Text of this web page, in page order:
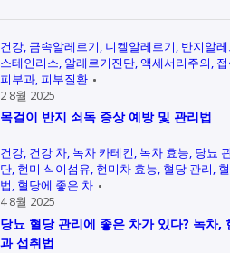
건강 금속알레르기 니켈알레르기 반지알
스테인리스 알레르기진단 액세서리주의
피부과 피부질환
2 8월 2025
목걸이 반지 쇠독 증상 예방 및 관리법
건강 건강 차 녹차 카테킨 녹차 효능 당뇨
단 현미 식이섬유 현미차 효능 혈당 관리
법 혈당에 좋은 차
4 8월 2025
당뇨 혈당 관리에 좋은 차가 있다? 녹차,
과 섭취법